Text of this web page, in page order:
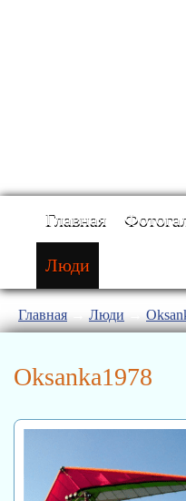
Главная
Люди
Главная Люди
Oksanka1978